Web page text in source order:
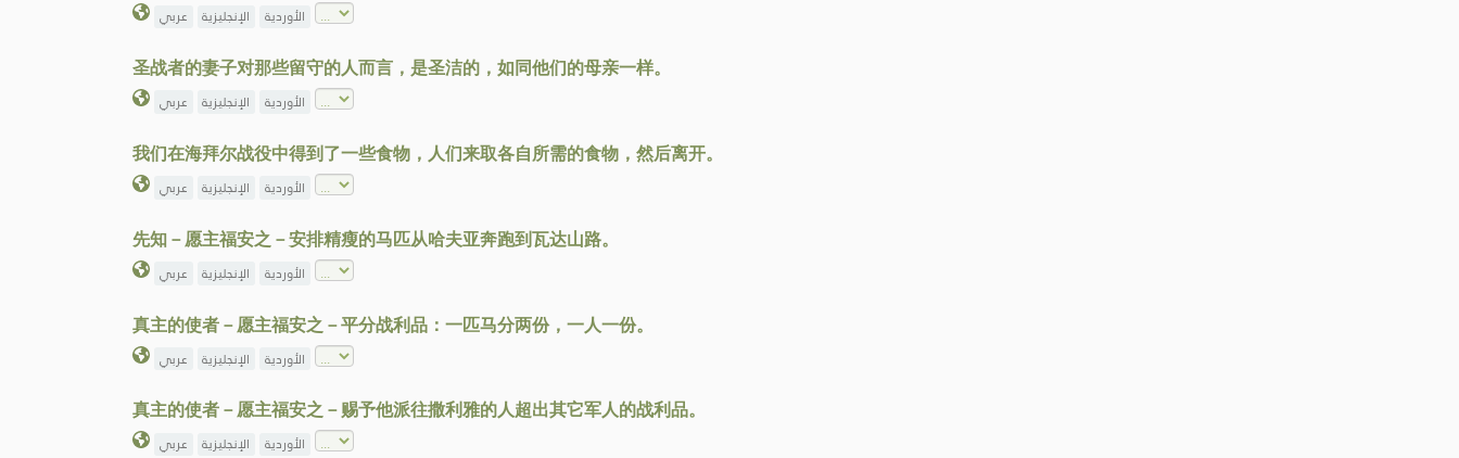
عربي الإنجليزية الأوردية
圣战者的妻子对那些留守的人而言，是圣洁的，如同他们的母亲一样。
عربي الإنجليزية الأوردية
我们在海拜尔战役中得到了一些食物，人们来取各自所需的食物，然后离开。
عربي الإنجليزية الأوردية
先知－愿主福安之－安排精瘦的马匹从哈夫亚奔跑到瓦达山路。
عربي الإنجليزية الأوردية
真主的使者－愿主福安之－平分战利品：一匹马分两份，一人一份。
عربي الإنجليزية الأوردية
真主的使者－愿主福安之－赐予他派往撒利雅的人超出其它军人的战利品。
عربي الإنجليزية الأوردية